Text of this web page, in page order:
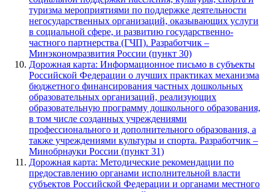
туризма мероприятиями по поддержке деятельности
негосударственных организаций, оказывающих услуги
в социальной сфере, и развитию государственно-
частного партнерства (ГЧП). Разработчик –
Минэкономразвития России (пункт 30)
Дорожная карта: Информационное письмо в субъекты
Российской Федерации о лучших практиках механизма
бюджетного финансирования частных дошкольных
образовательных организаций, реализующих
образовательную программу дошкольного образования,
в том числе созданных учреждениями
профессионального и дополнительного образования, а
также учреждениями культуры и спорта. Разработчик –
Минобрнауки России (пункт 31)
Дорожная карта: Методические рекомендации по
предоставлению органами исполнительной власти
субъектов Российской Федерации и органами местного